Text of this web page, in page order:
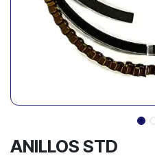
ANILLOS STD